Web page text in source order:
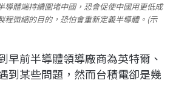
導體端持續圍堵中國，恐會促使中國用更低成
程微縮的目的，恐怕會重新定義半導體。(示
早前半導體領導廠商為英特爾、
到某些問題，然而台積電卻是幾